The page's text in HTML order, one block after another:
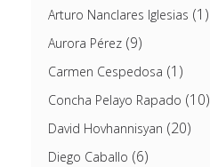
Arturo Nanclares Iglesias (1)
Aurora Pérez(9)
Carmen Cespedosa (1)
Concha Pelayo Rapado (10)
David Hovhannisyan (20)
Diego Caballo (6)